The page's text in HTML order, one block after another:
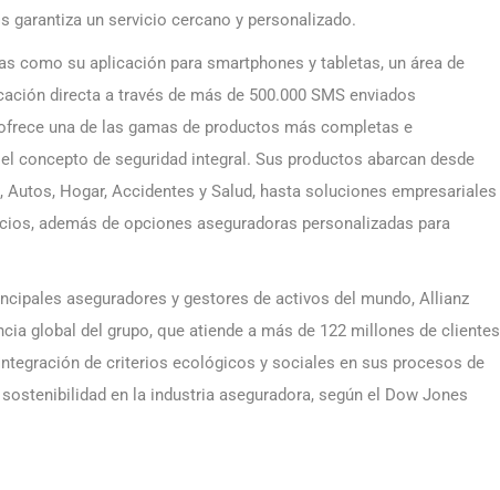
garantiza un servicio cercano y personalizado.
como su aplicación para smartphones y tabletas, un área de
directa a través de más de 500.000 SMS enviados
una de las gamas de productos más completas e
concepto de seguridad integral. Sus productos abarcan desde
Hogar, Accidentes y Salud, hasta soluciones empresariales
además de opciones aseguradoras personalizadas para
aseguradores y gestores de activos del mundo, Allianz
global del grupo, que atiende a más de 122 millones de clientes
de criterios ecológicos y sociales en sus procesos de
en la industria aseguradora, según el Dow Jones